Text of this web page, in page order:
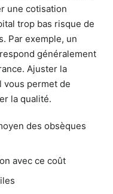
une cotisation
trop bas risque de
Par exemple, un
généralement
Ajuster la
vous permet de
la qualité.
des obsèques
avec ce coût